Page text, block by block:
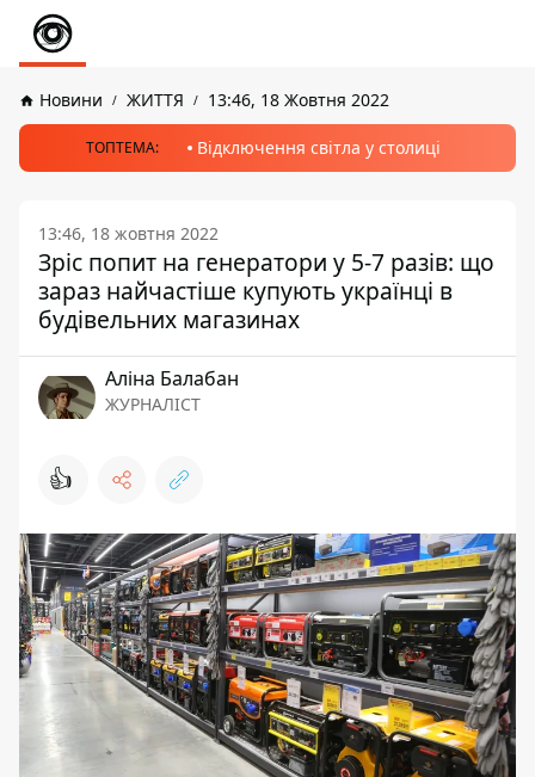
Новини ЖИТТЯ 13:46, 18 Жовтня 2022
ТОПТЕМА: Відключення світла у столиці
13:46, 18 жовтня 2022
Зріс попит на генератори у 5-7 разів: що
зараз найчастіше купують українці в
будівельних магазинах
Аліна Балабан
ЖУРНАЛІСТ
👍